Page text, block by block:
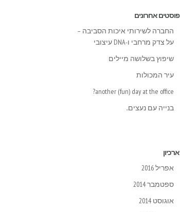
פוסטים אחרונים
החברה לשירותי איכות הסביבה –
על צדק מרחבי ו-DNA עיצובי
שיפוץ בשלושה מיילים
עיר המכולות
another (fun) day at the office?
בנייה עם נעצים..
ארכיון
אפריל 2016
ספטמבר 2014
אוגוסט 2014